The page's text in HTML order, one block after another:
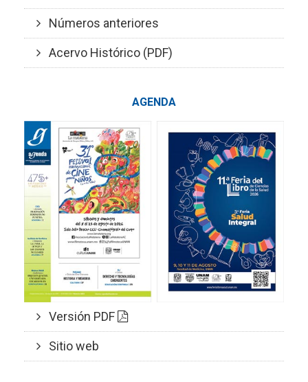
Números anteriores
Acervo Histórico (PDF)
AGENDA
Versión PDF
Sitio web